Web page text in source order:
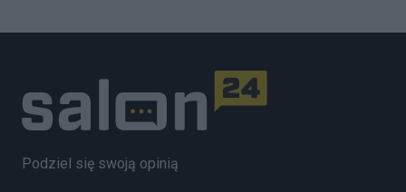
Podziel się swoją opinią